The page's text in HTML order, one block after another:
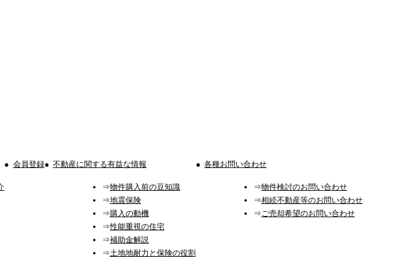
会員登録 不動産に関する有益な情報
物件購入前の豆知識
地震保険
購入の動機
性能重視の住宅
補助金解説
土地地耐力と保険の役割
各種お問い合わせ
物件検討のお問い合わせ
相続不動産等のお問い合わせ
ご売却希望のお問い合わせ